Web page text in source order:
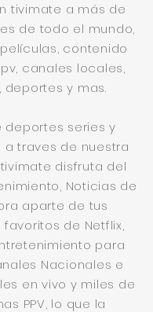
tivimate a más de
de todo el mundo,
contenido
canales locales,
deportes y mas.
deportes series y
a traves de nuestra
disfruta del
Noticias de
aparte de tus
de Netflix,
para
Nacionales e
en vivo y miles de
PPV, lo que la